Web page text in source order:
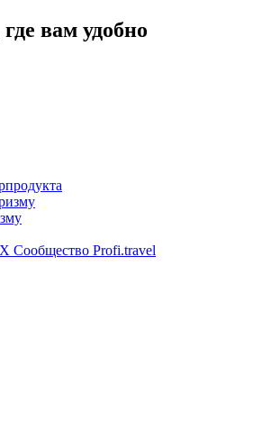
вам удобно
Сообщество Profi.travel